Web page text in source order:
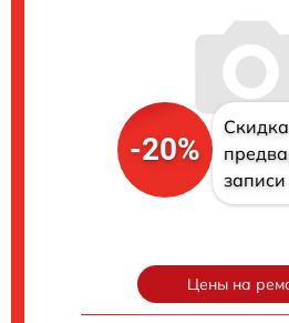
-20%
Цены на